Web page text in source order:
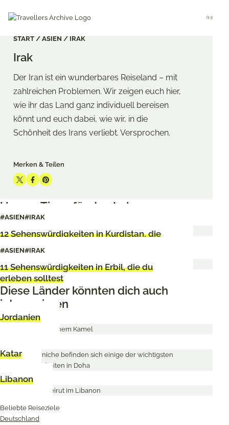
content
Menu
START ASIEN IRAK
Irak
Der Iran ist ein wunderbares Reiseland – mit
zahlreichen Problemen. Wir zeigen euch hier,
wie ihr das Land ganz individuell bereisen
könnt und euch dabei, wie wir, in die
Schönheit des Irans verliebt. Versprochen.
Merken & Teilen
ShareShare
Facebook
Share
Pinterest
Unsere Tipps für den Irak
#ASIEN#IRAK
12 Sehenswürdigkeiten in Kurdistan, die
#ASIEN#IRAK
11 Sehenswürdigkeiten in Erbil, die du
erleben solltest
Diese Länder könnten dich auch
interessieren
Jordanien
Katar
Libanon
Beliebte Reiseziele
Deutschland